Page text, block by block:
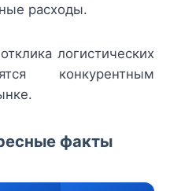
расходы.
логистических
конкурентным
факты